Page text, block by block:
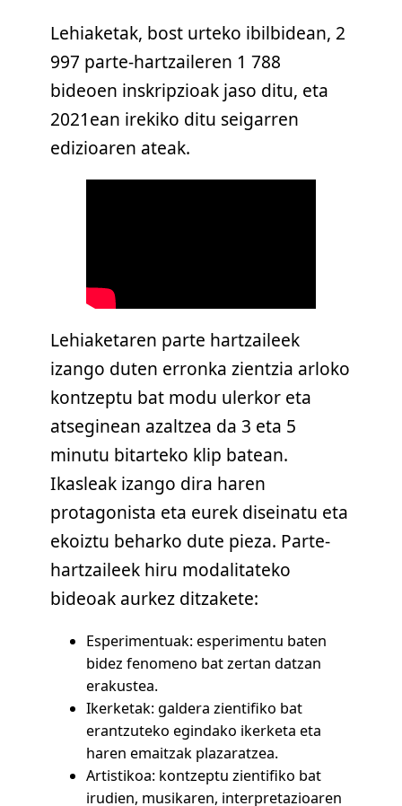
Lehiaketak, bost urteko ibilbidean, 2
997 parte-hartzaileren 1 788
bideoen inskripzioak jaso ditu, eta
2021ean irekiko ditu seigarren
edizioaren ateak.
Lehiaketaren parte hartzaileek
izango duten erronka zientzia arloko
kontzeptu bat modu ulerkor eta
atseginean azaltzea da 3 eta 5
minutu bitarteko klip batean.
Ikasleak izango dira haren
protagonista eta eurek diseinatu eta
ekoiztu beharko dute pieza. Parte-
hartzaileek hiru modalitateko
bideoak aurkez ditzakete:
Esperimentuak: esperimentu baten
bidez fenomeno bat zertan datzan
erakustea.
Ikerketak: galdera zientifiko bat
erantzuteko egindako ikerketa eta
haren emaitzak plazaratzea.
Artistikoa: kontzeptu zientifiko bat
irudien, musikaren, interpretazioaren